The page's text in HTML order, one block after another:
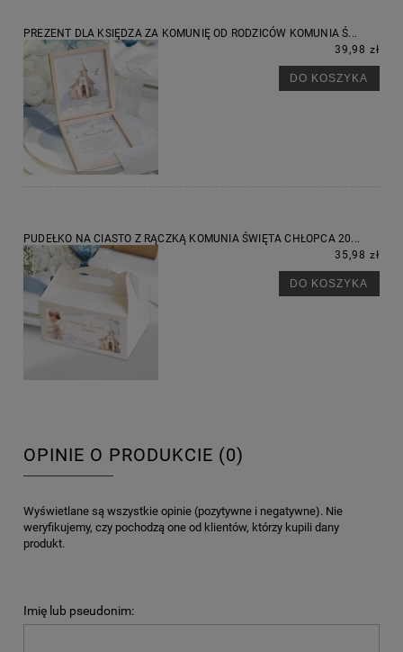
PREZENT DLA KSIĘDZA ZA KOMUNIĘ OD RODZICÓW KOMUNIA Ś...
39,98 zł
DO KOSZYKA
PUDEŁKO NA CIASTO Z RĄCZKĄ KOMUNIA ŚWIĘTA CHŁOPCA 20...
35,98 zł
DO KOSZYKA
OPINIE O PRODUKCIE (0)
Wyświetlane są wszystkie opinie (pozytywne i negatywne). Nie
weryfikujemy, czy pochodzą one od klientów, którzy kupili dany
produkt.
Imię lub pseudonim: